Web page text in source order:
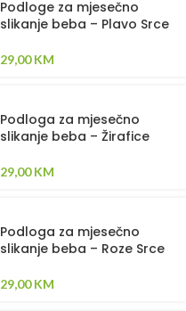
Podloge za mjesečno
slikanje beba – Plavo Srce
29,00KM
Podloga za mjesečno
slikanje beba – Žirafice
29,00KM
Podloga za mjesečno
slikanje beba – Roze Srce
29,00KM